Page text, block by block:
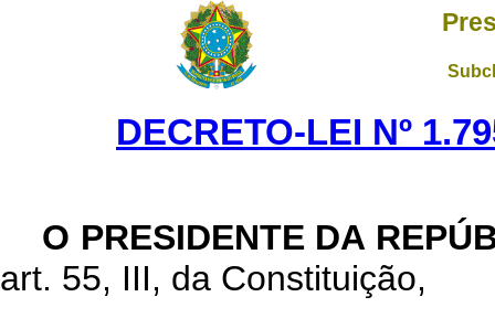
DECRETO-LEI Nº
O PRESIDENTE DA
art. 55, III, da Constituição,